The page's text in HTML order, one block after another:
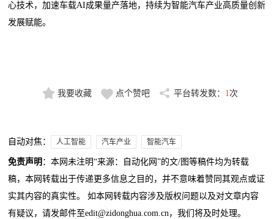
心技术，加速车载AI成果量产落地，持续为智能汽车产业高质量创新
发展赋能。
我要收藏 点个赞吧 平台转发数： 1次
自动对焦： 人工智能 汽车产业 智能汽车
免责声明 ：本网未注明“来源：自动化网”的文/图等稿件均为转载
稿，本网转载出于传递更多信息之目的，并不意味着赞同其观点或证
实其内容的真实性。 如本网转载内容涉及版权问题以及对文章内容
有疑议，请发邮件至edit@zidonghua.com.cn，我们将及时处理。